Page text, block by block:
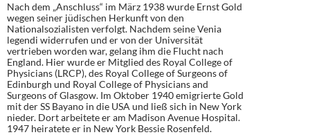
Nach dem „Anschluss“ im März 1938 wurde Ernst Gold
wegen seiner jüdischen Herkunft von den
Nationalsozialisten verfolgt. Nachdem seine Venia
legendi widerrufen und er von der Universität
vertrieben worden war, gelang ihm die Flucht nach
England. Hier wurde er Mitglied des Royal College of
Physicians (LRCP), des Royal College of Surgeons of
Edinburgh und Royal College of Physicians and
Surgeons of Glasgow. Im Oktober 1940 emigrierte Gold
mit der SS Bayano in die USA und ließ sich in New York
nieder. Dort arbeitete er am Madison Avenue Hospital.
1947 heiratete er in New York Bessie Rosenfeld.